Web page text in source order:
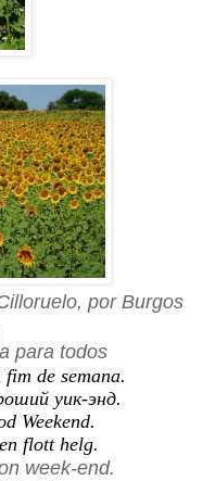
por Burgos
para todos
fim de semana.
уик-энд.
Weekend.
flott helg.
week-end.